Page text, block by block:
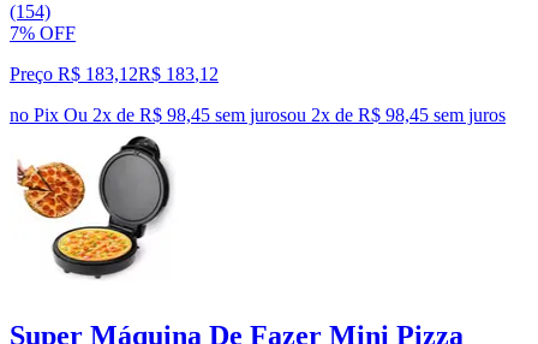
(154)
7% OFF
Preço R$ 183,12R$ 183,12
no Pix Ou 2x de R$ 98,45 sem jurosou 2x de R$ 98,45 sem juros
Super Máquina De Fazer Mini Pizza